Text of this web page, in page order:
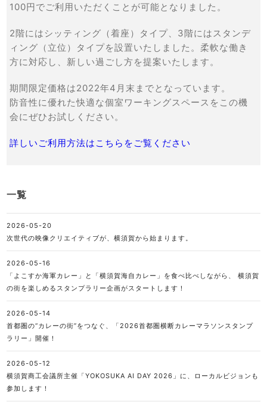
100円でご利用いただくことが可能となりました。
2階にはシッティング（着座）タイプ、3階にはスタンデ
ィング（立位）タイプを設置いたしました。柔軟な働き
方に対応し、新しい過ごし方を提案いたします。
期間限定価格は2022年4月末までとなっています。
防音性に優れた快適な個室ワーキングスペースをこの機
会にぜひお試しください。
詳しいご利用方法はこちらをご覧ください
一覧
2026-05-20
次世代の映像クリエイティブが、横須賀から始まります。
2026-05-16
「よこすか海軍カレー」と「横須賀海自カレー」を食べ比べしながら、 横須賀
の街を楽しめるスタンプラリー企画がスタートします！
2026-05-14
首都圏の“カレーの街”をつなぐ、「2026首都圏横断カレーマラソンスタンプ
ラリー」開催！
2026-05-12
横須賀商工会議所主催「YOKOSUKA AI DAY 2026」に、ローカルビジョンも
参加します！